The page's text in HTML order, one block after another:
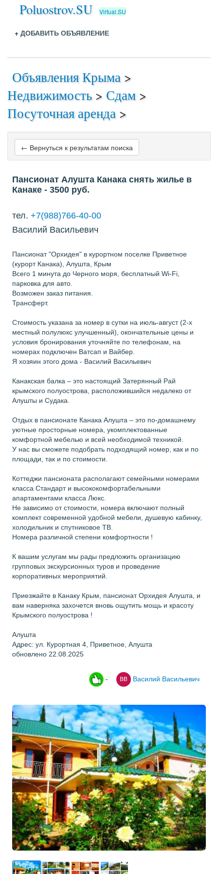
Poluostrov.SU Virtual.SU
+ ДОБАВИТЬ ОБЪЯВЛЕНИЕ
Объявления Крыма >
Недвижимость> Сдам >
Посуточная аренда >
← Вернуться к результатам поиска
Пансионат Алушта Канака снять жилье в
Канаке - 3500 руб.
тел. +7(988)766-40-00
Василий Васильевич
Пансионат "Орхидея" в курортном поселке Приветное
(курорт Канака), Алушта, Крым
Всего 1 минута до Черного моря, бесплатный Wi-Fi,
парковка для авто.
Возможен заказ питания.
Трансферт.
Стоимость указана за номер в сутки на июль-август (2-х
местный полулюкс улучшенный), окончательные цены и
условия бронирования уточняйте по телефонам, на
номерах подключен Ватсап и Вайбер.
Я хозяин этого дома - Василий Васильевич
Канакская балка – это настоящий Затерянный Рай
крымского полуострова, расположившийся недалеко от
Алушты и Судака.
Отдых в пансионате Канака Алушта – это по-домашнему
уютные просторные номера, укомплектованные
комфортной мебелью и всей необходимой техникой.
У нас вы сможете подобрать подходящий номер, как и по
площади, так и по стоимости.
Коттеджи пансионата располагают семейными номерами
класса Стандарт и высококомфортабельными
апартаментами класса Люкс.
Не зависимо от стоимости, номера включают полный
комплект современной удобной мебели, душевую кабинку,
холодильник и спутниковое ТВ.
Номера различной степени комфортности !
К вашим услугам мы рады предложить организацию
групповых экскурсионных туров и проведение
корпоративных мероприятий.
Приезжайте в Канаку Крым, пансионат Орхидея Алушта, и
вам наверняка захочется вновь ощутить мощь и красоту
Крымского полуострова !
Алушта
Адрес: ул. Курортная 4, Приветное, Алушта
обновлено 22.08.2025
- Василий Васильевич